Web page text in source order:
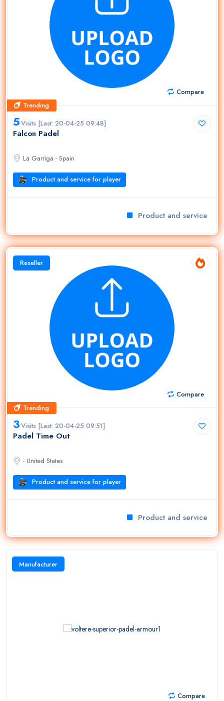
Compare
Trending
Trending
5Visits [Last: 20-04-25 09:48]
Falcon Padel
La Garriga - Spain
Product and service for player
Product and service for
Reseller
Compare
Trending
Trending
3Visits [Last: 20-04-25 09:51]
Padel Time Out
- United States
Product and service for player
Product and service for
Manufacturer
Compare